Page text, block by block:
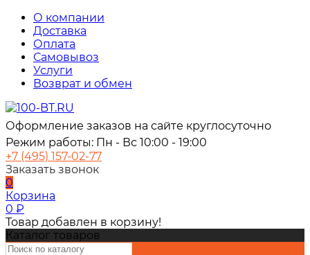
О компании
Доставка
Оплата
Самовывоз
Услуги
Возврат и обмен
Оформление заказов на сайте круглосуточно
Режим работы: Пн - Вс 10:00 - 19:00
+7 (495) 157-02-77
Заказать звонок
0
Корзина
0 ₽
Товар добавлен в корзину!
Каталог товаров